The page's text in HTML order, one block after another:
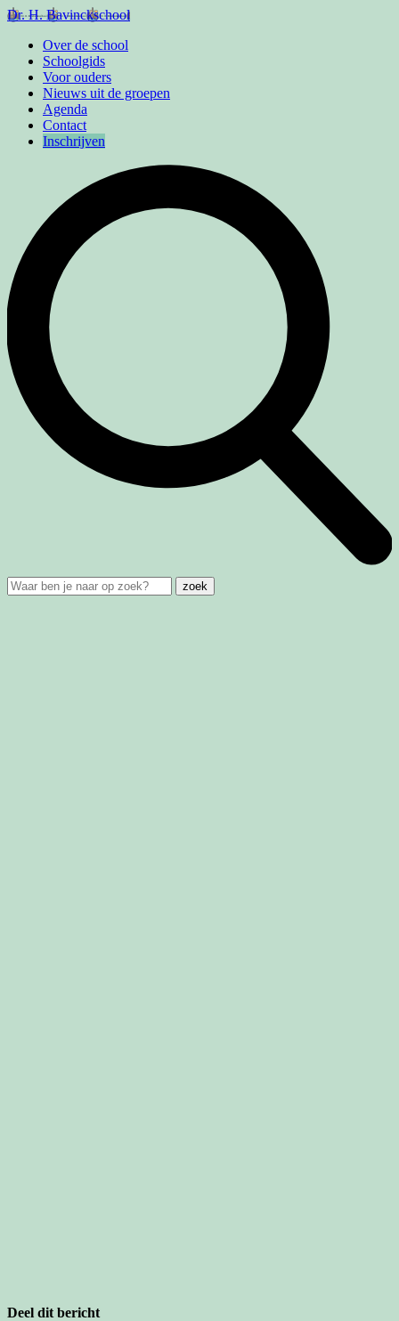
Dr. H. Bavinckschool
Over de school
Schoolgids
Voor ouders
Nieuws uit de groepen
Agenda
Contact
Inschrijven
Deel dit bericht